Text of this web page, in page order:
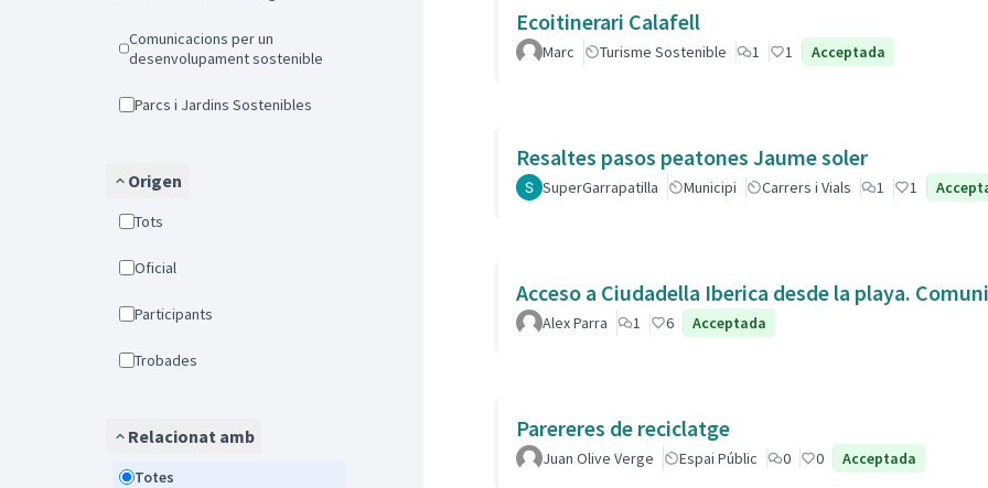
Comunicacions per un
desenvolupament sostenible
Parcs i Jardins Sostenibles
Origen
Tots
Oficial
Participants
Trobades
Relacionat amb
Totes
Ecoitinerari Calafell
Marc Turisme Sostenible 1 1 Acceptada
Resaltes pasos peatones Jaume soler
SuperGarrapatilla Municipi Carrers i Vials 1 1
Acceso a Ciudadella Iberica desde la playa.
Alex Parra 1 6 Acceptada
Parereres de reciclatge
Juan Olive Verge Espai Públic 0 0 Acceptada